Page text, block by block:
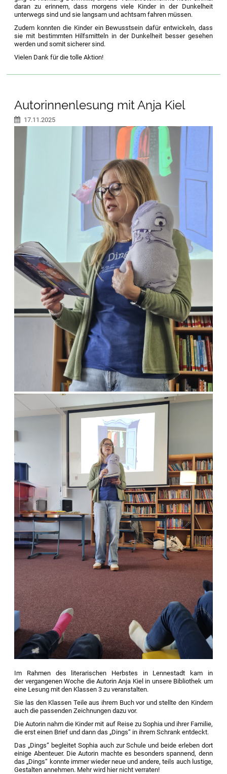
daran zu erinnern, dass morgens viele Kinder in der Dunkelheit
unterwegs sind und sie langsam und achtsam fahren müssen.
Zudem konnten die Kinder ein Bewusstsein dafür entwickeln, dass
sie mit bestimmten Hilfsmitteln in der Dunkelheit besser gesehen
werden und somit sicherer sind.
Vielen Dank für die tolle Aktion!
Autorinnenlesung mit Anja Kiel
17.11.2025
Im Rahmen des literarischen Herbstes in Lennestadt kam in
der vergangenen Woche die Autorin Anja Kiel in unsere Bibliothek um
eine Lesung mit den Klassen 3 zu veranstalten.
Sie las den Klassen Teile aus ihrem Buch vor und stellte den Kindern
auch die passenden Zeichnungen dazu vor.
Die Autorin nahm die Kinder mit auf Reise zu Sophia und ihrer Familie,
die erst einen Brief und dann das „Dings“ in ihrem Schrank entdeckt.
Das „Dings“ begleitet Sophia auch zur Schule und beide erleben dort
einige Abenteuer. Die Autorin machte es besonders spannend, denn
das „Dings“ konnte immer wieder neue und andere, teils auch lustige,
Gestalten annehmen. Mehr wird hier nicht verraten!